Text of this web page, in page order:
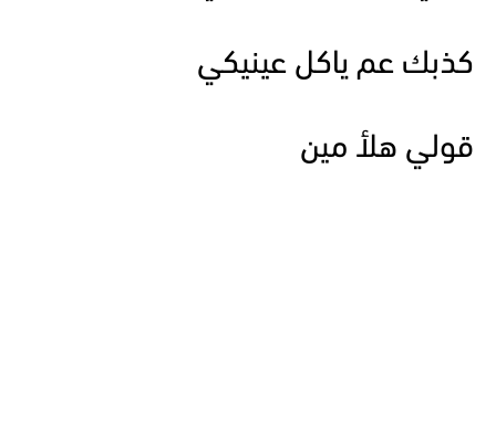
كذبك عم ياكل عينيكي
قولي هلأ مين